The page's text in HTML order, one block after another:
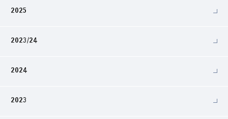
2025
2023/24
2024
2023